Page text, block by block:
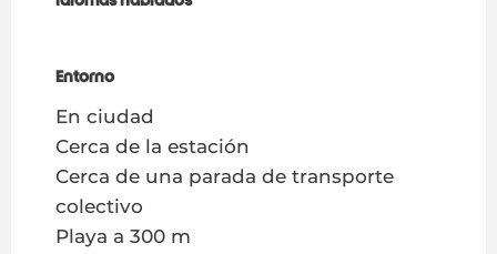
Entorno
Entorno
En ciudad
Cerca de la estación
Cerca de una parada de transporte
colectivo
Playa a 300 m